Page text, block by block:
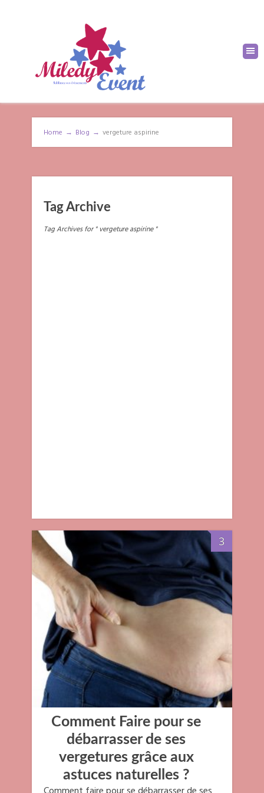
Home → Blog → vergeture aspirine
Tag Archive
Tag Archives for " vergeture aspirine "
3
Comment Faire pour se
débarrasser de ses
vergetures grâce aux
astuces naturelles ?